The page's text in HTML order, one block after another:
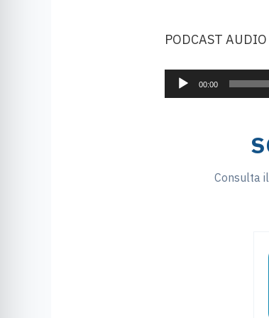
PODCAST AUDIO
Audio
00:00
Consulta